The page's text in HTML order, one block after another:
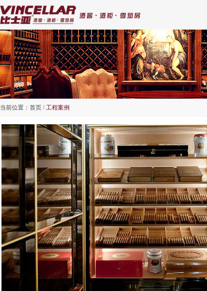
当前位置： 首页 /工程案例